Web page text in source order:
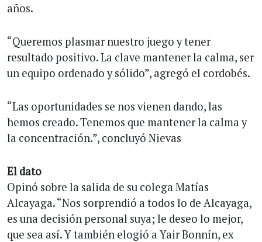
años.
“Queremos plasmar nuestro juego y tener
resultado positivo. La clave mantener la calma, ser
un equipo ordenado y sólido”, agregó el cordobés.
“Las oportunidades se nos vienen dando, las
hemos creado. Tenemos que mantener la calma y
la concentración.”, concluyó Nievas
El dato
Opinó sobre la salida de su colega Matías
Alcayaga. “Nos sorprendió a todos lo de Alcayaga,
es una decisión personal suya; le deseo lo mejor,
que sea así. Y también elogió a Yair Bonnín, ex